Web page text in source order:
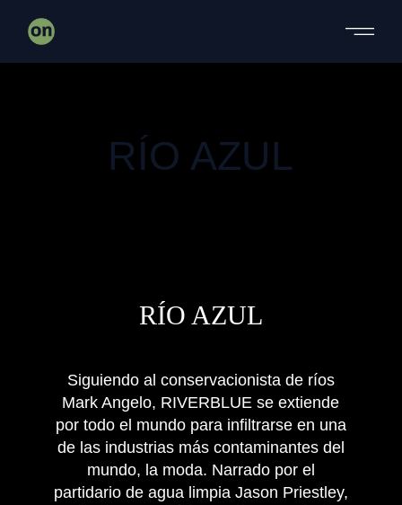
RÍO AZUL
RÍO AZUL
Siguiendo al conservacionista de ríos
Mark Angelo, RIVERBLUE se extiende
por todo el mundo para infiltrarse en una
de las industrias más contaminantes del
mundo, la moda. Narrado por el
partidario de agua limpia Jason Priestley,